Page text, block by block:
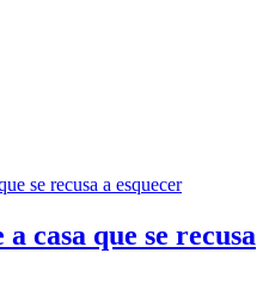
casa que se recusa